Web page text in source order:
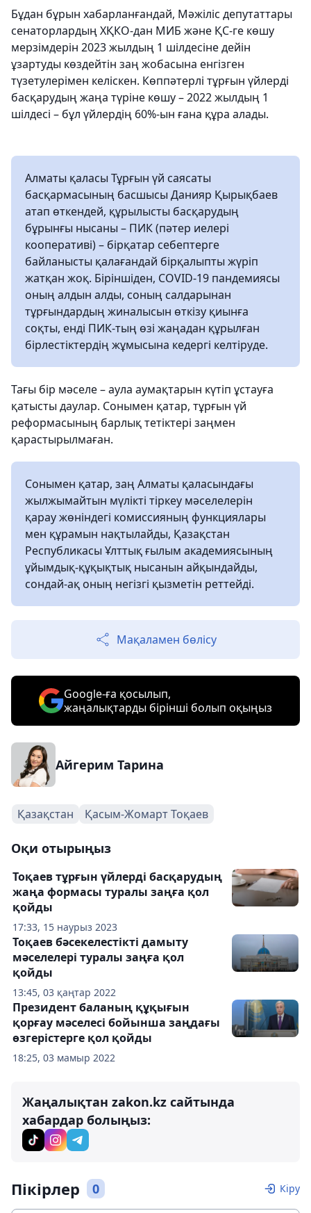
Бұдан бұрын хабарланғандай, Мәжіліс депутаттары
сенаторлардың ХҚКО-дан МИБ және ҚС-ге көшу
мерзімдерін 2023 жылдың 1 шілдесіне дейін
ұзартуды көздейтін заң жобасына енгізген
түзетулерімен келіскен. Көппәтерлі тұрғын үйлерді
басқарудың жаңа түріне көшу – 2022 жылдың 1
шілдесі – бұл үйлердің 60%-ын ғана құра алады.
Алматы қаласы Тұрғын үй саясаты
басқармасының басшысы Данияр Қырықбаев
атап өткендей, құрылысты басқарудың
бұрынғы нысаны – ПИК (пәтер иелері
кооперативі) – бірқатар себептерге
байланысты қалағандай бірқалыпты жүріп
жатқан жоқ. Біріншіден, COVID-19 пандемиясы
оның алдын алды, соның салдарынан
тұрғындардың жиналысын өткізу қиынға
соқты, енді ПИК-тың өзі жаңадан құрылған
бірлестіктердің жұмысына кедергі келтіруде.
Тағы бір мәселе – аула аумақтарын күтіп ұстауға
қатысты даулар. Сонымен қатар, тұрғын үй
реформасының барлық тетіктері заңмен
қарастырылмаған.
Сонымен қатар, заң Алматы қаласындағы
жылжымайтын мүлікті тіркеу мәселелерін
қарау жөніндегі комиссияның функциялары
мен құрамын нақтылайды, Қазақстан
Республикасы Ұлттық ғылым академиясының
ұйымдық-құқықтық нысанын айқындайды,
сондай-ақ оның негізгі қызметін реттейді.
Мақаламен бөлісу
Google-ға қосылып,
жаңалықтарды бірінші болып оқыңыз
Айгерим Тарина
Қазақстан Қасым-Жомарт Тоқаев
Оқи отырыңыз
17:33, 15 наурыз 2023
Тоқаев тұрғын үйлерді басқарудың
жаңа формасы туралы заңға қол
қойды
13:45, 03 қаңтар 2022
Тоқаев бәсекелестікті дамыту
мәселелері туралы заңға қол
қойды
18:25, 03 мамыр 2022
Президент баланың құқығын
қорғау мәселесі бойынша заңдағы
өзгерістерге қол қойды
Жаңалықтан zakon.kz сайтында
хабардар болыңыз:
Пікірлер 0 Кіру